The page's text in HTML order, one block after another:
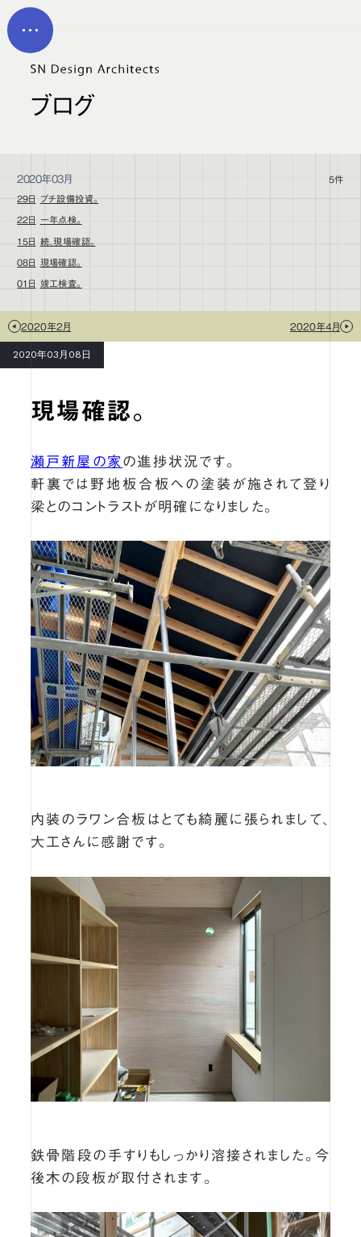
メイン コンテンツにスキップ
MEN
ブログ
2020年03月 5件
29日 プチ設備投資。
22日 一年点検。
15日 続、現場確認。
08日 現場確認。
01日 竣工検査。
2020年2月 2020年4月
2020年03月08日
現場確認。
瀬戸新屋の家 の進捗状況です。
軒裏では野地板合板への塗装が施されて登り
梁とのコントラストが明確になりました。
内装のラワン合板はとても綺麗に張られまして、
大工さんに感謝です。
鉄骨階段の手すりもしっかり溶接されました。今
後木の段板が取付されます。